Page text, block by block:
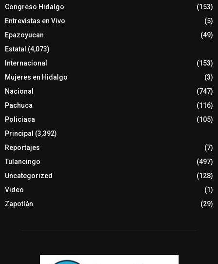
Congreso Hidalgo
(153)
Entrevistas en Vivo
(5)
Epazoyucan
(49)
Estatal (4,073)
Internacional
(153)
Mujeres en Hidalgo
(3)
Nacional
(747)
Pachuca
(116)
Policiaca
(105)
Principal (3,392)
Reportajes
(7)
Tulancingo
(497)
Uncategorized
(128)
Video
(1)
Zapotlán
(29)